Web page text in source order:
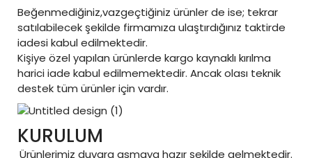
Beğenmediğiniz,vazgeçtiğiniz ürünler de ise; tekrar
satılabilecek şekilde firmamıza ulaştırdığınız taktirde
iadesi kabul edilmektedir.
Kişiye özel yapılan ürünlerde kargo kaynaklı kırılma
harici iade kabul edilmemektedir. Ancak olası teknik
destek tüm ürünler için vardır.
KURULUM
Ürünlerimiz duvara asmaya hazır şekilde gelmektedir.